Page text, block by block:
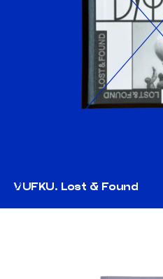
VUFKU. Lost & Found